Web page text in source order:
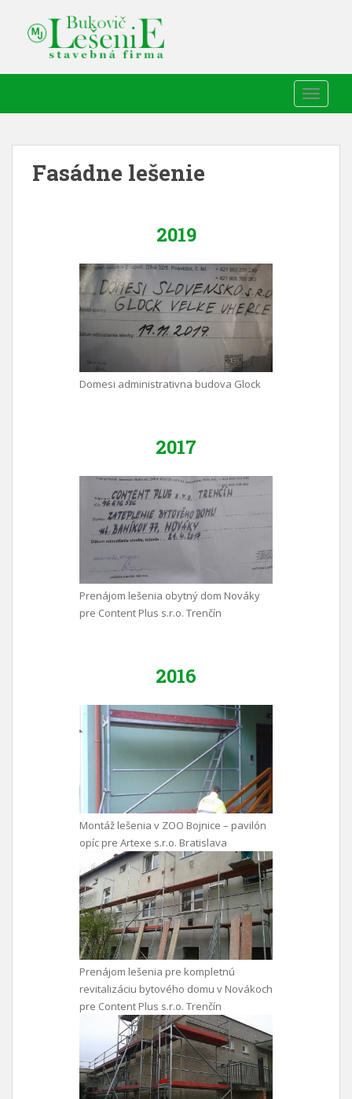
Fasádne lešenie
2019
Domesi administrativna budova Glock
2017
Prenájom lešenia obytný dom Nováky
pre Content Plus s.r.o. Trenčín
2016
Montáž lešenia v ZOO Bojnice – pavilón
opíc pre Artexe s.r.o. Bratislava
Prenájom lešenia pre kompletnú
revitalizáciu bytového domu v Novákoch
pre Content Plus s.r.o. Trenčín